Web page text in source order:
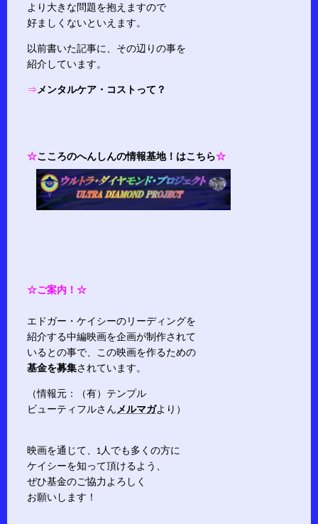
より大きな問題を抱えますので
好ましくないといえます。
以前書いた記事に、その辺りの事を
紹介しています。
⇒ メンタルケア・コストって？
☆こころのへんしんの情報基地！はこちら☆
☆ご案内！☆
エドガー・ケイシーのリーディングを
紹介する中編映画を企画が制作されて
いるとの事で、この映画を作るための
基金を募集されています。
（情報元：（有）テンプル
ビューティフルさん メルマガより）
映画を通じて、1人でも多くの方に
ケイシーを知って頂けるよう、
ぜひ基金のご協力よろしく
お願いします！